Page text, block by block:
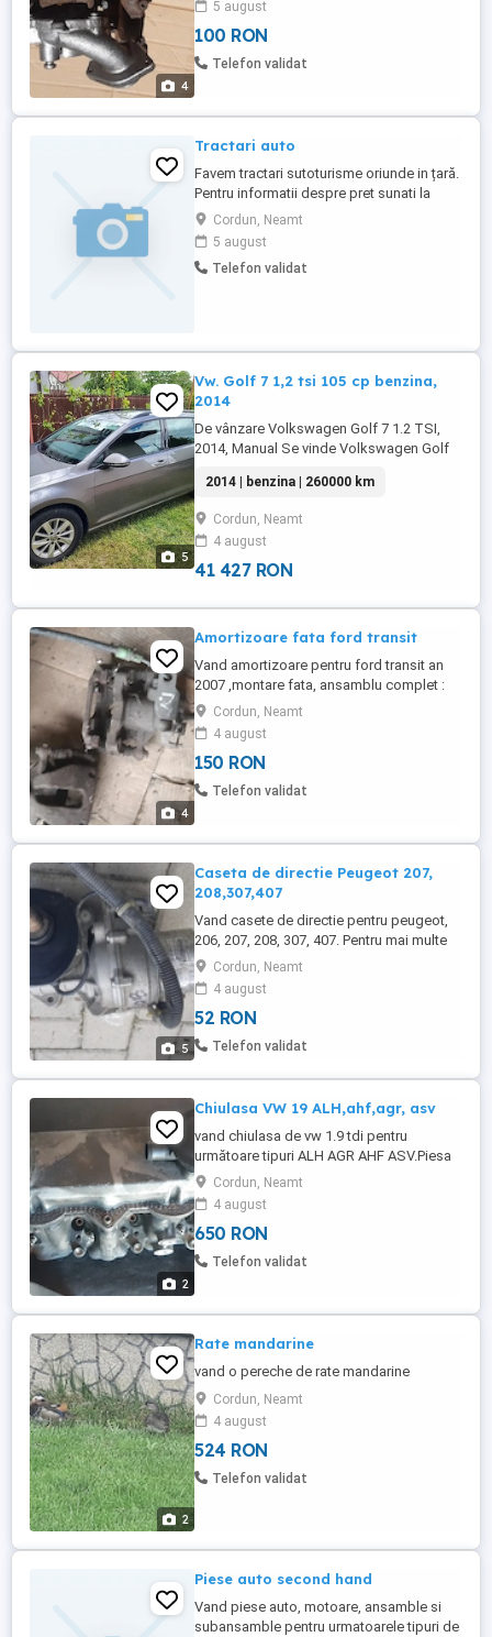
4
5 august
100 RON
Telefon validat
Tractari auto
Favem tractari sutoturisme oriunde in țară.
Pentru informatii despre pret sunati la
telefonul afisat
Cordun, Neamt
5 august
Telefon validat
5
Vw. Golf 7 1,2 tsi 105 cp benzina,
2014
De vânzare Volkswagen Golf 7 1.2 TSI,
2014, Manual Se vinde Volkswagen Golf
pe benzină, cutie de viteze manuală.
Mașina este ideală atât pentru oraș, cât și
pentru drumuri mai lungi, fiind economică
și fiabilă. Detalii tehnice: - Motorizare: 1.2
TSI (benzină) - ...
2014 | benzina | 260000 km
Cordun, Neamt
4 august
41 427 RON
4
Amortizoare fata ford transit
Vand amortizoare pentru ford transit an
2007 ,montare fata, ansamblu complet :
amortizor cu arc si flansa , iar separat se
vinde fuzeta, disc si etrier.Avem si etrier
pentru punte spate.Avem si amortizoare
pentru ford transit an 2001, pentru ford
mondeo, focus, fiesta ,fusion.Pentru
Cordun, Neamt
4 august
150 RON
Telefon validat
5
Caseta de directie Peugeot 207,
208,307,407
Vand casete de directie pentru peugeot,
206, 207, 208, 307, 407. Pentru mai multe
informatii sunați la 0722981674
Cordun, Neamt
4 august
52 RON
Telefon validat
2
Chiulasa VW 19 ALH,ahf,agr, asv
vand chiulasa de vw 1.9 tdi pentru
următoare tipuri ALH AGR AHF ASV.Piesa
este completa cu ax came, supapa etc
Avem in stoc si chiulase ptr VW 1.9 si 1.4
pompa duze, dar si 1.4 benzina cu doua
axe cu came .
Cordun, Neamt
4 august
650 RON
Telefon validat
2
Rate mandarine
vand o pereche de rate mandarine
Cordun, Neamt
4 august
524 RON
Telefon validat
Piese auto second hand
Vand piese auto, motoare, ansamble si
subansamble pentru urmatoarele tipuri de